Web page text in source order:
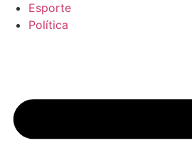
Esporte
Política